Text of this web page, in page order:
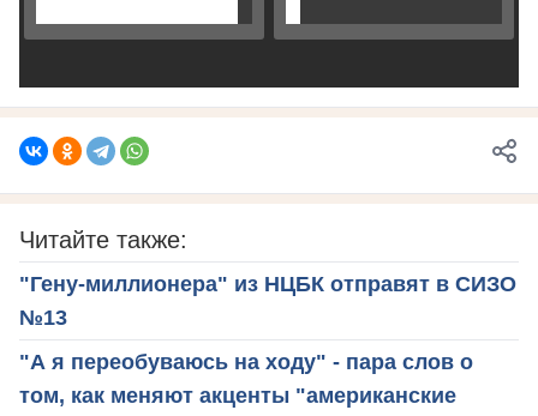
Читайте также:
"Гену-миллионера" из НЦБК отправят в СИЗО
№13
"А я переобуваюсь на ходу" - пара слов о
том, как меняют акценты "американские